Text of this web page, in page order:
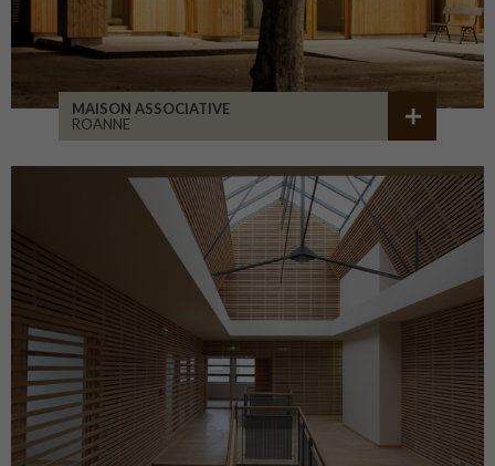
MAISON ASSOCIATIVE
ROANNE